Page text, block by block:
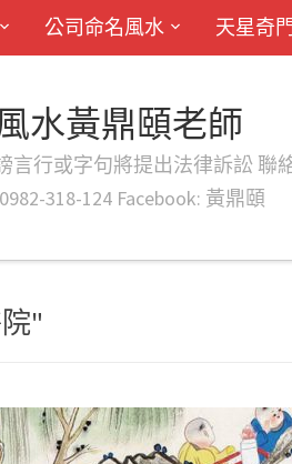
公司命名風水 天星奇
水黃鼎頤老師
行或字句將提出法律訴訟 聯
318-124 Facebook: 黃鼎頤
"